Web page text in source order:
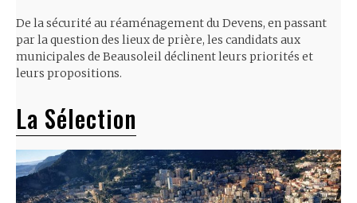
De la sécurité au réaménagement du Devens, en passant
par la question des lieux de prière, les candidats aux
municipales de Beausoleil déclinent leurs priorités et
leurs propositions.
La Sélection